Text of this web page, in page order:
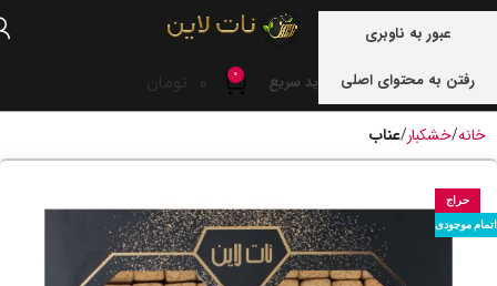
عبور به ناوبری
رفتن به محتوای اصلی
خرید سریع 0
0 تومان
خانه خشکبار عناب
حراج
اتمام موجودی